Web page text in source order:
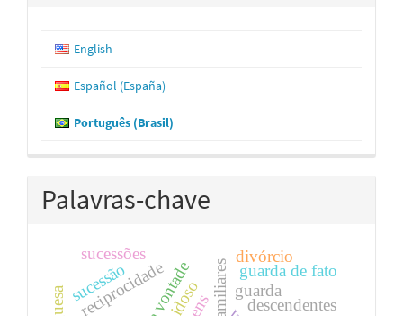
English
Español (España)
Português (Brasil)
Palavras-chave
reciprocidade descendentes
guarda de fato
guarda
sucessão
divórcio
sucessões